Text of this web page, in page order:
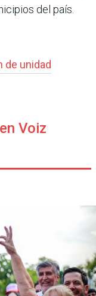
del país.
de unidad
Voiz